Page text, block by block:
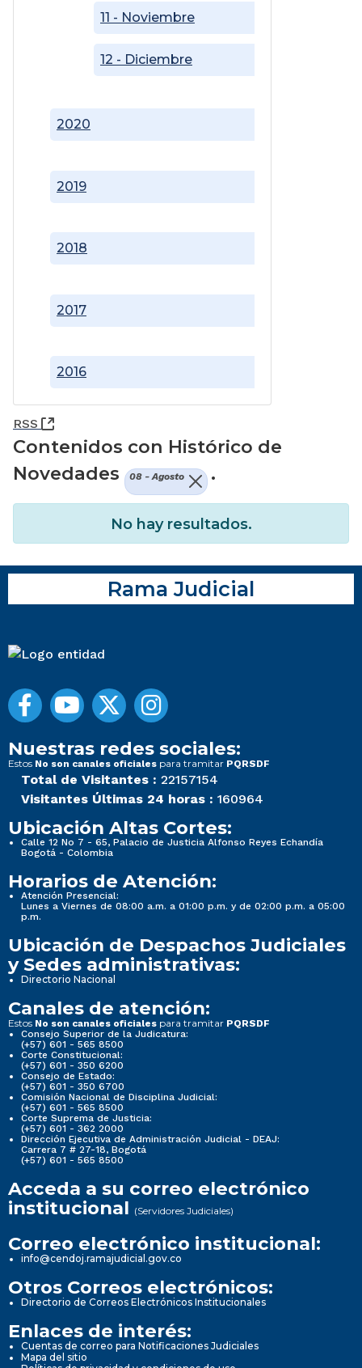
2016
2017
2018
2019
2020
11 - Noviembre
12 - Diciembre
RSS (Abre una nueva ventana)
Contenidos con Histórico de
Novedades
08 - Agosto .
No hay resultados.
Rama Judicial
Nuestras redes sociales:
Estos No son canales oficiales para tramitar PQRSDF
Total de Visitantes : 22157154
Visitantes Últimas 24 horas : 160964
Ubicación Altas Cortes:
Calle 12 No 7 - 65, Palacio de Justicia Alfonso Reyes Echandía
Bogotá - Colombia
Horarios de Atención:
Atención Presencial:
Lunes a Viernes de 08:00 a.m. a 01:00 p.m. y de 02:00 p.m. a 05:00
p.m.
Ubicación de Despachos Judiciales
y Sedes administrativas:
Directorio Nacional
Canales de atención:
Estos No son canales oficiales para tramitar PQRSDF
Consejo Superior de la Judicatura:
(+57) 601 - 565 8500
Corte Constitucional:
(+57) 601 - 350 6200
Consejo de Estado:
(+57) 601 - 350 6700
Comisión Nacional de Disciplina Judicial:
(+57) 601 - 565 8500
Corte Suprema de Justicia:
(+57) 601 - 362 2000
Dirección Ejecutiva de Administración Judicial - DEAJ:
Carrera 7 # 27-18, Bogotá
(+57) 601 - 565 8500
Acceda a su correo electrónico
institucional (Servidores Judiciales)
Correo electrónico institucional:
info@cendoj.ramajudicial.gov.co
Otros Correos electrónicos:
Directorio de Correos Electrónicos Institucionales
Enlaces de interés:
Cuentas de correo para Notificaciones Judiciales
Mapa del sitio